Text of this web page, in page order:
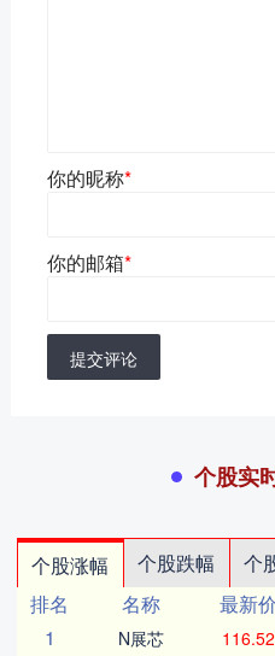
你的昵称*
你的邮箱*
提交评论
个股实
个股涨幅 个股跌幅 个
排名
名称 最新价
1
N展芯 116.52